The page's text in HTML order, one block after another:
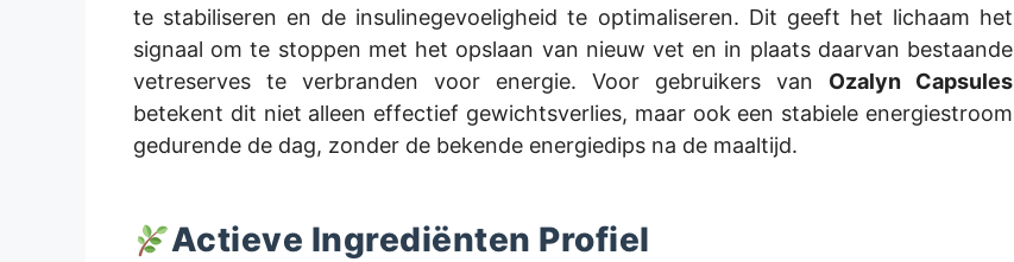
te stabiliseren en de insulinegevoeligheid te optimaliseren. Dit geeft het lichaam het
signaal om te stoppen met het opslaan van nieuw vet en in plaats daarvan bestaande
vetreserves te verbranden voor energie. Voor gebruikers van Ozalyn Capsules
betekent dit niet alleen effectief gewichtsverlies, maar ook een stabiele energiestroom
gedurende de dag, zonder de bekende energiedips na de maaltijd.
Actieve Ingrediënten Profiel